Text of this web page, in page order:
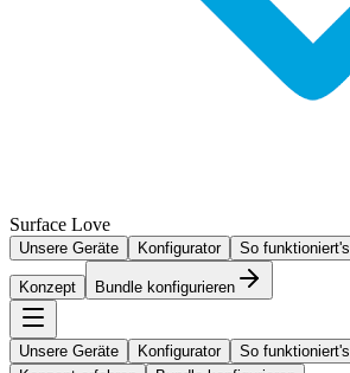
Surface Love
Unsere Geräte Konfigurator So funktioniert's
Konzept Bundle konfigurieren
Unsere Geräte Konfigurator So funktioniert's